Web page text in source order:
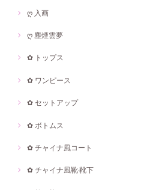
ღ 入画
ღ 塵煙雲夢
✿ トップス
✿ ワンピース
✿ セットアップ
✿ ボトムス
✿ チャイナ風コート
✿ チャイナ風靴·靴下